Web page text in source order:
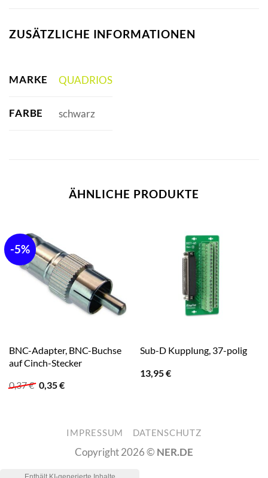
ZUSÄTZLICHE INFORMATIONEN
MARKE QUADRIOS
FARBE schwarz
ÄHNLICHE PRODUKTE
-5%
BNC-Adapter, BNC-Buchse
auf Cinch-Stecker
0,37€ Ursprünglicher
0,35€Aktueller
Sub-D Kupplung, 37-polig
13,95€
IMPRESSUM DATENSCHUTZ
Copyright 2026 © NER.DE